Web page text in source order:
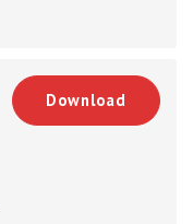
Download